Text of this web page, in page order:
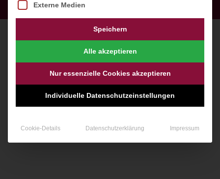
Externe Medien
Speichern
Alle akzeptieren
Nur essenzielle Cookies akzeptieren
Individuelle Datenschutzeinstellungen
Cookie-Details Datenschutzerklärung Impressum